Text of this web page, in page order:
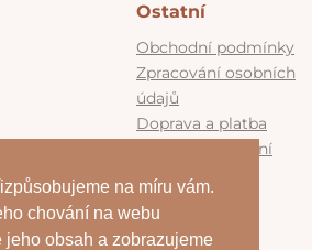
Ostatní
Obchodní podmínky
Zpracování osobních
údajů
Doprava a platba
Výměna a vrácení
zboží
Program
WellBabing
na míru vám.
chování na webu
jeho obsah a zobrazujeme